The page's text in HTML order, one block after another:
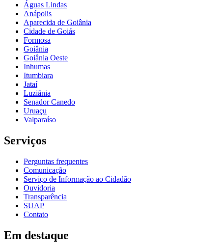
Águas Lindas
Anápolis
Aparecida de Goiânia
Cidade de Goiás
Formosa
Goiânia
Goiânia Oeste
Inhumas
Itumbiara
Jataí
Luziânia
Senador Canedo
Uruaçu
Valparaíso
Serviços
Perguntas frequentes
Comunicação
Serviço de Informação ao Cidadão
Ouvidoria
Transparência
SUAP
Contato
Em destaque